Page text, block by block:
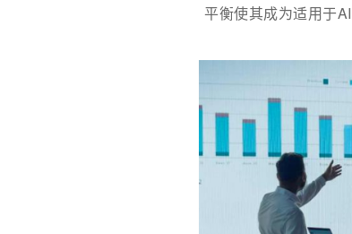
平衡使其成为适用于